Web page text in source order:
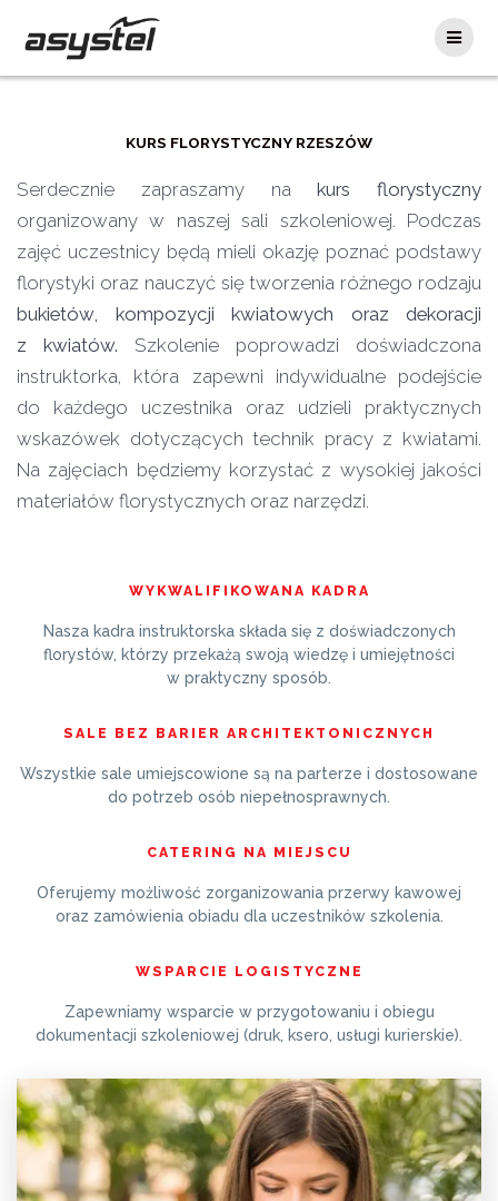
KURS FLORYSTYCZNY RZESZÓW
Serdecznie zapraszamy nakurs florystyczny
organizowany w naszej sali szkoleniowej. Podczas
zajęć uczestnicy będą mieli okazję poznać podstawy
florystyki oraz nauczyć się tworzenia różnego rodzaju
bukietów, kompozycji kwiatowych oraz dekoracji
z kwiatów. Szkolenie poprowadzi doświadczona
instruktorka, która zapewni indywidualne podejście
do każdego uczestnika oraz udzieli praktycznych
wskazówek dotyczących technik pracy z kwiatami.
Na zajęciach będziemy korzystać z wysokiej jakości
materiałów florystycznych oraz narzędzi.
WYKWALIFIKOWANA KADRA
Nasza kadra instruktorska składa się z doświadczonych
florystów, którzy przekażą swoją wiedzę i umiejętności
w praktyczny sposób.
SALE BEZ BARIER ARCHITEKTONICZNYCH
Wszystkie sale umiejscowione są na parterze i dostosowane
do potrzeb osób niepełnosprawnych.
CATERING NA MIEJSCU
Oferujemy możliwość zorganizowania przerwy kawowej
oraz zamówienia obiadu dla uczestników szkolenia.
WSPARCIE LOGISTYCZNE
Zapewniamy wsparcie w przygotowaniu i obiegu
dokumentacji szkoleniowej (druk, ksero, usługi kurierskie).